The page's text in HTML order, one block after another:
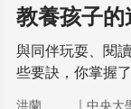
教養孩子
與同伴玩耍、閱
些要訣，你掌握
洪蘭 ｜ 中央大